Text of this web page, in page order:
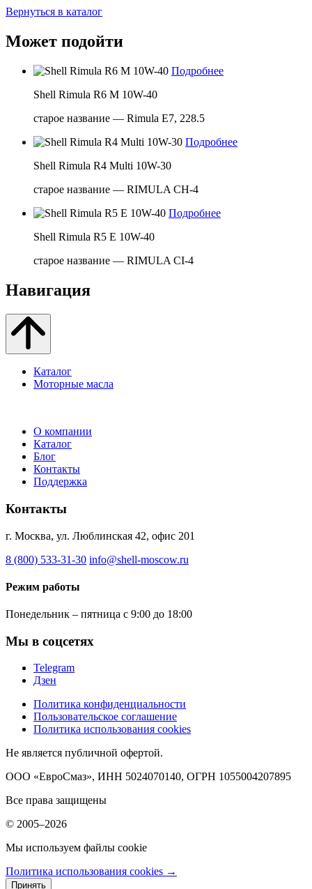
Вернуться в каталог
Может подойти
Подробнее
Shell Rimula R6 M 10W-40
старое название — Rimula E7, 228.5
Подробнее
Shell Rimula R4 Multi 10W-30
старое название — RIMULA CH-4
Подробнее
Shell Rimula R5 E 10W-40
старое название — RIMULA CI-4
Навигация
Каталог
Моторные масла
О компании
Каталог
Блог
Контакты
Поддержка
Контакты
г. Москва, ул. Люблинская 42, офис 201
8 (800) 533-31-30 info@shell-moscow.ru
Режим работы
Понедельник – пятница с 9:00 до 18:00
Мы в соцсетях
Telegram
Дзен
Политика конфиденциальности
Пользовательское соглашение
Политика использования cookies
Не является публичной офертой.
ООО «ЕвроСмаз», ИНН 5024070140, ОГРН 1055004207895
Все права защищены
© 2005–2026
Мы используем файлы cookie
Политика использования cookies →
Принять